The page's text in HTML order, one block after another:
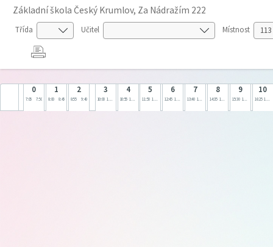
Základní škola Český Krumlov, Za Nádražím 222
Třída Učitel Místnost
0
7:05 7:50
1
8:00 8:45
2
8:55 9:40
3
10:00 10:45
4
10:55 11:40
5
11:50 12:35
6
12:45 13:30
7
13:40 14:25
8
14:35 15:20
9
15:30 16:15
10
16:25 17:10